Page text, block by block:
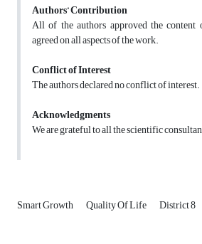
Authors’ Contribution
All of the authors approved the content
agreed on all aspects of the work.
Conflict of Interest
The authors declared no conflict of interest.
Acknowledgments
We are grateful to all the scientific
Smart Growth Quality Of Life District 8